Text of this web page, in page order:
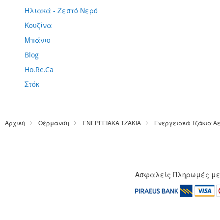
Ηλιακά - Ζεστό Νερό
Κουζίνα
Μπάνιο
Blog
Ho.Re.Ca
Στόκ
Αρχική Θέρμανση ΕΝΕΡΓΕΙΑΚΑ ΤΖΑΚΙΑ Ενεργειακά Τζάκια
Ασφαλείς Πληρωμές με